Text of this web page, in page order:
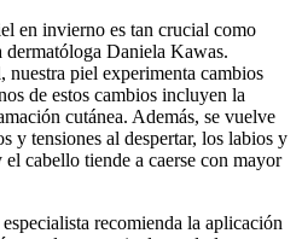
en invierno es tan crucial como
dermatóloga Daniela Kawas.
nuestra piel experimenta cambios
de estos cambios incluyen la
cutánea. Además, se vuelve
y tensiones al despertar, los labios y
cabello tiende a caerse con mayor
recomienda la aplicación